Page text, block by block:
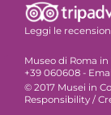
Leggi le
Museo di Roma in
+39 060608 -
© 2017 Musei in
Responsibility /